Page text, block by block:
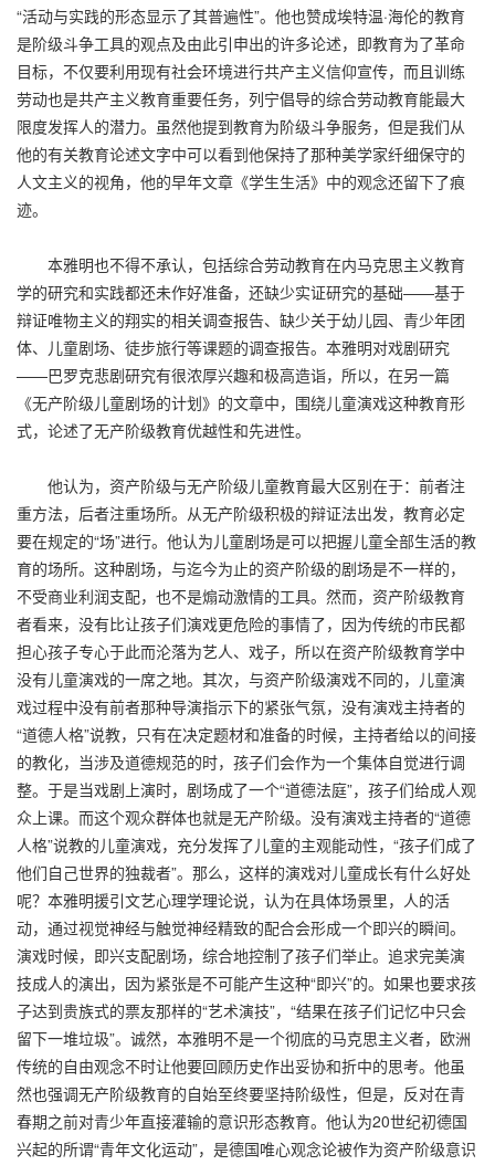
“活动与实践的形态显示了其普遍性”。他也赞成埃特温·海伦的教育
是阶级斗争工具的观点及由此引申出的许多论述，即教育为了革命
目标，不仅要利用现有社会环境进行共产主义信仰宣传，而且训练
劳动也是共产主义教育重要任务，列宁倡导的综合劳动教育能最大
限度发挥人的潜力。虽然他提到教育为阶级斗争服务，但是我们从
他的有关教育论述文字中可以看到他保持了那种美学家纤细保守的
人文主义的视角，他的早年文章《学生生活》中的观念还留下了痕
迹。
本雅明也不得不承认，包括综合劳动教育在内马克思主义教育
学的研究和实践都还未作好准备，还缺少实证研究的基础——基于
辩证唯物主义的翔实的相关调查报告、缺少关于幼儿园、青少年团
体、儿童剧场、徒步旅行等课题的调查报告。本雅明对戏剧研究
——巴罗克悲剧研究有很浓厚兴趣和极高造诣，所以，在另一篇
《无产阶级儿童剧场的计划》的文章中，围绕儿童演戏这种教育形
式，论述了无产阶级教育优越性和先进性。
他认为，资产阶级与无产阶级儿童教育最大区别在于：前者注
重方法，后者注重场所。从无产阶级积极的辩证法出发，教育必定
要在规定的“场”进行。他认为儿童剧场是可以把握儿童全部生活的教
育的场所。这种剧场，与迄今为止的资产阶级的剧场是不一样的，
不受商业利润支配，也不是煽动激情的工具。然而，资产阶级教育
者看来，没有比让孩子们演戏更危险的事情了，因为传统的市民都
担心孩子专心于此而沦落为艺人、戏子，所以在资产阶级教育学中
没有儿童演戏的一席之地。其次，与资产阶级演戏不同的，儿童演
戏过程中没有前者那种导演指示下的紧张气氛，没有演戏主持者的
“道德人格”说教，只有在决定题材和准备的时候，主持者给以的间接
的教化，当涉及道德规范的时，孩子们会作为一个集体自觉进行调
整。于是当戏剧上演时，剧场成了一个“道德法庭”，孩子们给成人观
众上课。而这个观众群体也就是无产阶级。没有演戏主持者的“道德
人格”说教的儿童演戏，充分发挥了儿童的主观能动性，“孩子们成了
他们自己世界的独裁者”。那么，这样的演戏对儿童成长有什么好处
呢？本雅明援引文艺心理学理论说，认为在具体场景里，人的活
动，通过视觉神经与触觉神经精致的配合会形成一个即兴的瞬间。
演戏时候，即兴支配剧场，综合地控制了孩子们举止。追求完美演
技成人的演出，因为紧张是不可能产生这种“即兴”的。如果也要求孩
子达到贵族式的票友那样的“艺术演技”，“结果在孩子们记忆中只会
留下一堆垃圾”。诚然，本雅明不是一个彻底的马克思主义者，欧洲
传统的自由观念不时让他要回顾历史作出妥协和折中的思考。他虽
然也强调无产阶级教育的自始至终要坚持阶级性，但是，反对在青
春期之前对青少年直接灌输的意识形态教育。他认为20世纪初德国
兴起的所谓“青年文化运动”，是德国唯心观念论被作为资产阶级意识